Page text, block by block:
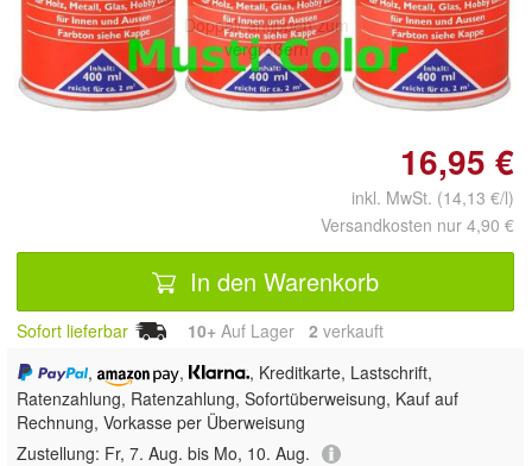
Doppelt antippen zum
vergrößern
16,95 €
inkl. MwSt. (14,13 €/l)
Versandkosten nur 4,90 €
In den Warenkorb
Sofort lieferbar 10+ Auf Lager 2 verkauft
,
,
, Kreditkarte, Lastschrift,
Ratenzahlung, Ratenzahlung, Sofortüberweisung, Kauf auf
Rechnung, Vorkasse per Überweisung
Zustellung: Fr, 7. Aug. bis Mo, 10. Aug.